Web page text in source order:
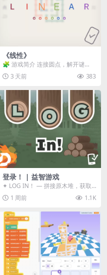
《线性》
🧩 游戏简介 连接圆点，解开谜
题。 ⚠️ 重要提示 所有关卡均可通
关，请确保使用...
3 天前 383
登录！ | 益智游戏
✦ LOG IN！ — 拼接原木堆，获取
分数！ ᑕ☲◎ ᑕ☲◎ ᑕ☲◎ ᑕ☲◎ ...
1 周前 1.1K